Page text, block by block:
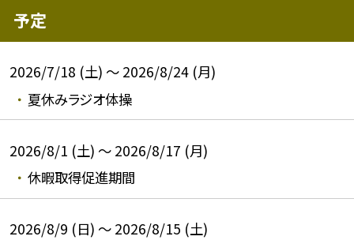
予定
2026/7/18 (土) ～ 2026/8/24 (月)
夏休みラジオ体操
2026/8/1 (土) ～ 2026/8/17 (月)
休暇取得促進期間
2026/8/9 (日) ～ 2026/8/15 (土)